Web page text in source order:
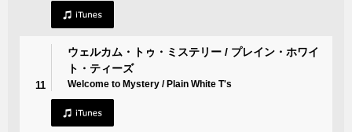
11
ウェルカム・トゥ・ミステリー / プレイン・ホワイ
ト・ティーズ
Welcome to Mystery / Plain White T's